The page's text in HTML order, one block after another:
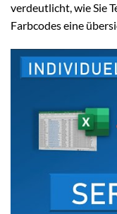
verdeutlicht, wie Sie
Farbcodes eine